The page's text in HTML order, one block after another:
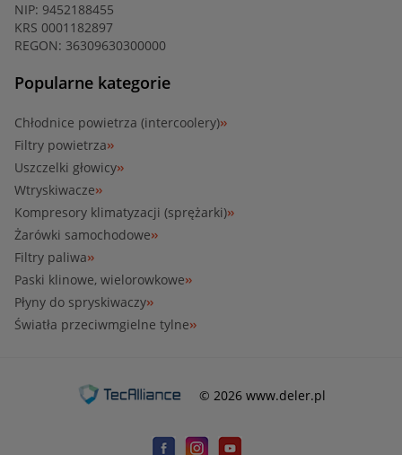
NIP: 9452188455
KRS 0001182897
REGON: 36309630300000
Popularne kategorie
Chłodnice powietrza (intercoolery)
Filtry powietrza
Uszczelki głowicy
Wtryskiwacze
Kompresory klimatyzacji (sprężarki)
Żarówki samochodowe
Filtry paliwa
Paski klinowe, wielorowkowe
Płyny do spryskiwaczy
Światła przeciwmgielne tylne
© 2026 www.deler.pl